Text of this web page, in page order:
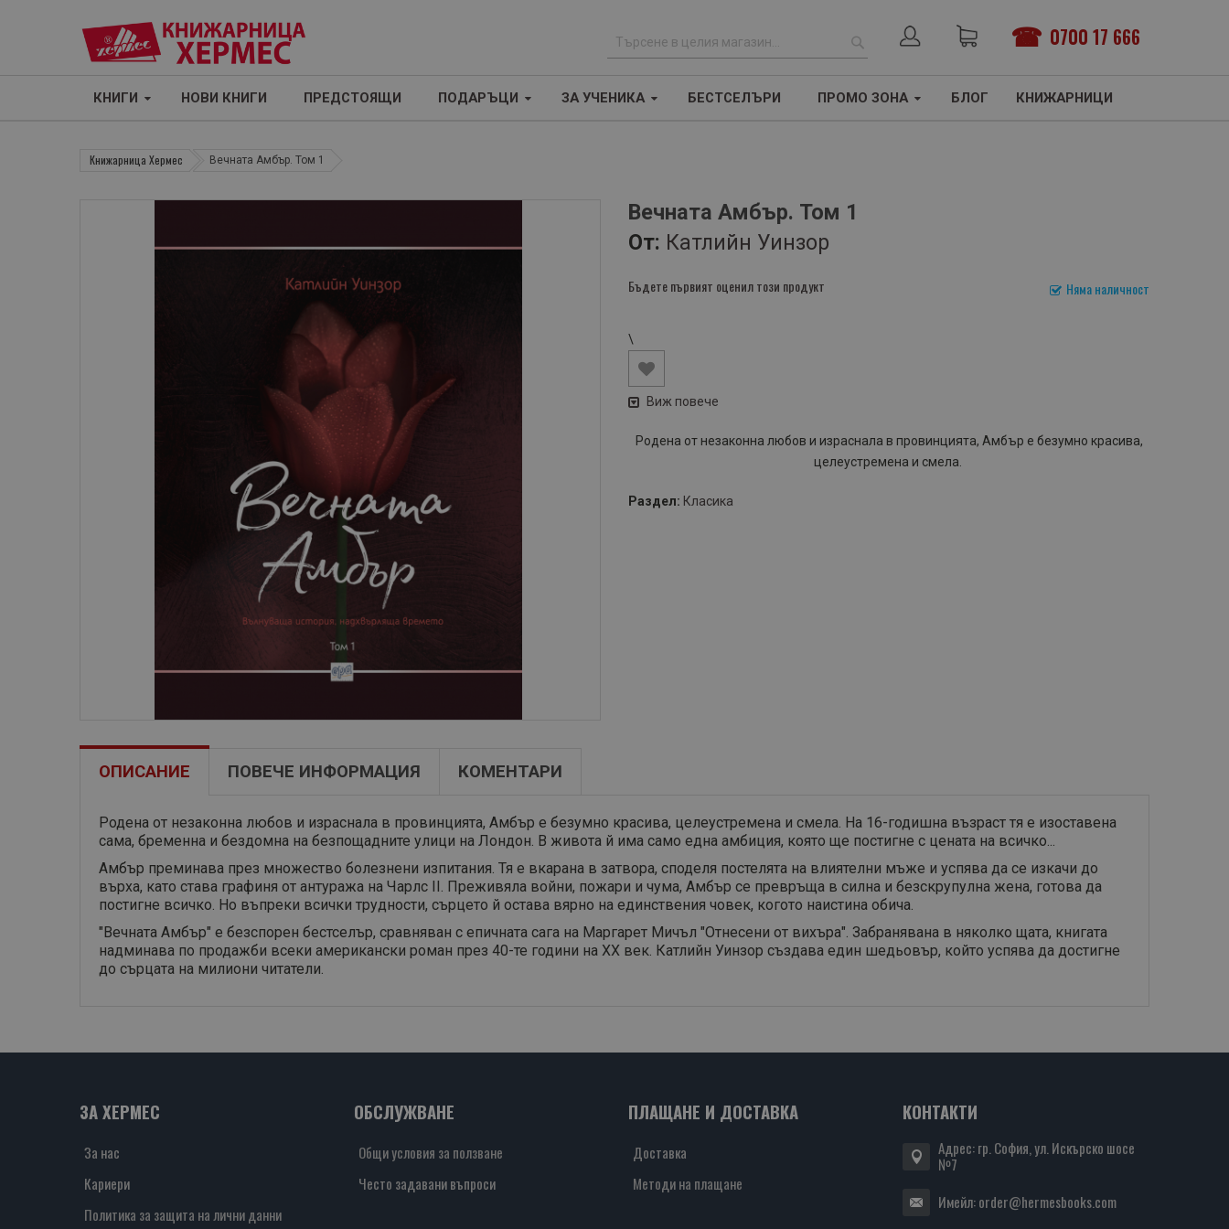
0700 17 666
р
ТЪРСЕНЕ
КНИГИ НОВИ КНИГИ ПРЕДСТОЯЩИ ПОДАРЪЦИ ЗА УЧЕНИКА БЕСТСЕЛЪРИ ПРОМО ЗОНА БЛОГ КНИЖАРНИЦИ
Книжарница Хермес Вечната Амбър. Том 1
Вечната Амбър. Том 1
От: Катлийн Уинзор
Няма наличност
Бъдете първият оценил този продукт
\
Виж повече
Родена от незаконна любов и израснала в провинцията, Амбър е безумно красива,
целеустремена и смела.
Раздел: Класика
ОПИСАНИЕ ПОВЕЧЕ ИНФОРМАЦИЯ КОМЕНТАРИ
Родена от незаконна любов и израснала в провинцията, Амбър е безумно красива, целеустремена и смела. На 16-годишна възраст тя е изоставена
сама, бременна и бездомна на безпощадните улици на Лондон. В живота й има само една амбиция, която ще постигне с цената на всичко...
Амбър преминава през множество болезнени изпитания. Тя е вкарана в затвора, споделя постелята на влиятелни мъже и успява да се изкачи до
върха, като става графиня от антуража на Чарлс II. Преживяла войни, пожари и чума, Амбър се превръща в силна и безскрупулна жена, готова да
постигне всичко. Но въпреки всички трудности, сърцето й остава вярно на единствения човек, когото наистина обича.
"Вечната Амбър" е безспорен бестселър, сравняван с епичната сага на Маргарет Мичъл "Отнесени от вихъра". Забранявана в няколко щата, книгата
надминава по продажби всеки американски роман през 40-те години на XX век. Катлийн Уинзор създава един шедьовър, който успява да достигне
до сърцата на милиони читатели.
ЗА ХЕРМЕС
За нас
Кариери
Политика за защита на лични данни
ОБСЛУЖВАНЕ
Общи условия за ползване
Често задавани въпроси
ПЛАЩАНЕ И ДОСТАВКА
Доставка
Методи на плащане
КОНТАКТИ
Адрес: гр. София, ул. Искърско шосе
№7
Имейл:order@hermesbooks.com